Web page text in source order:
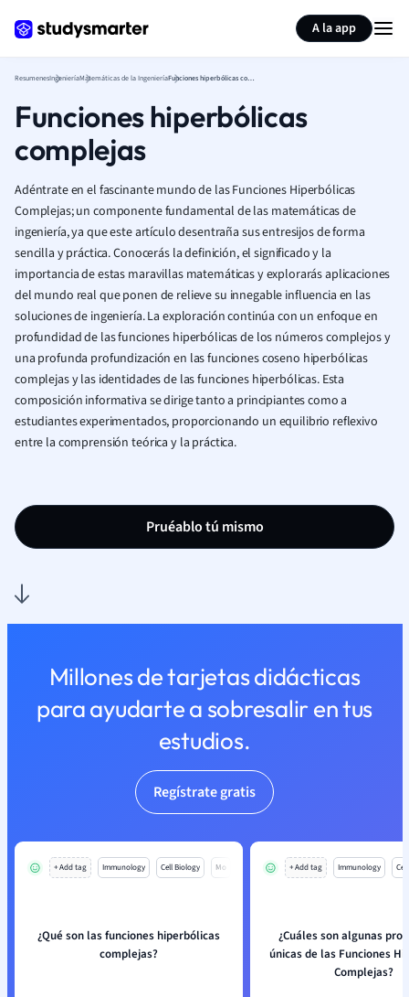
A la app
ResumenesIngenieríaMatemáticas de la Ingeniería Funciones hiperbólicas complejas
Funciones hiperbólicas
complejas
Adéntrate en el fascinante mundo de las Funciones Hiperbólicas
Complejas; un componente fundamental de las matemáticas de
ingeniería, ya que este artículo desentraña sus entresijos de forma
sencilla y práctica. Conocerás la definición, el significado y la
importancia de estas maravillas matemáticas y explorarás aplicaciones
del mundo real que ponen de relieve su innegable influencia en las
soluciones de ingeniería. La exploración continúa con un enfoque en
profundidad de las funciones hiperbólicas de los números complejos y
una profunda profundización en las funciones coseno hiperbólicas
complejas y las identidades de las funciones hiperbólicas. Esta
composición informativa se dirige tanto a principiantes como a
estudiantes experimentados, proporcionando un equilibrio reflexivo
entre la comprensión teórica y la práctica.
Pruéablo tú mismo
Millones de tarjetas didácticas
para ayudarte a sobresalir en tus
estudios.
Regístrate gratis
+ Add tag Immunology Cell Biology Mo
¿Qué son las funciones hiperbólicas
complejas?
+ Add tag Immunology
¿Cuáles son algunas
únicas de las Funciones
Complejas?
Resumir página